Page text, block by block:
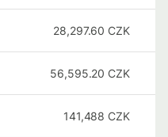
28,297.60 CZK
56,595.20 CZK
141,488 CZK